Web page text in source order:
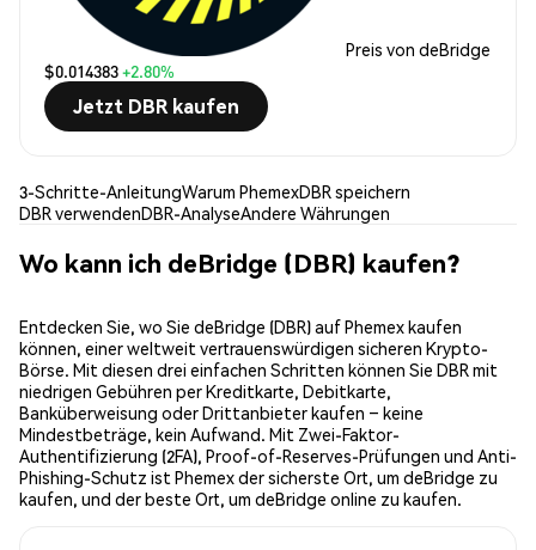
Preis von deBridge
$0.014383+2.80%
Jetzt DBR kaufen
3-Schritte-AnleitungWarum PhemexDBR speichern
DBR verwendenDBR-AnalyseAndere Währungen
Wo kann ich deBridge (DBR) kaufen?
Entdecken Sie, wo Sie deBridge (DBR) auf Phemex kaufen
können, einer weltweit vertrauenswürdigen sicheren Krypto-
Börse. Mit diesen drei einfachen Schritten können Sie DBR mit
niedrigen Gebühren per Kreditkarte, Debitkarte,
Banküberweisung oder Drittanbieter kaufen – keine
Mindestbeträge, kein Aufwand. Mit Zwei-Faktor-
Authentifizierung (2FA), Proof-of-Reserves-Prüfungen und Anti-
Phishing-Schutz ist Phemex der sicherste Ort, um deBridge zu
kaufen, und der beste Ort, um deBridge online zu kaufen.